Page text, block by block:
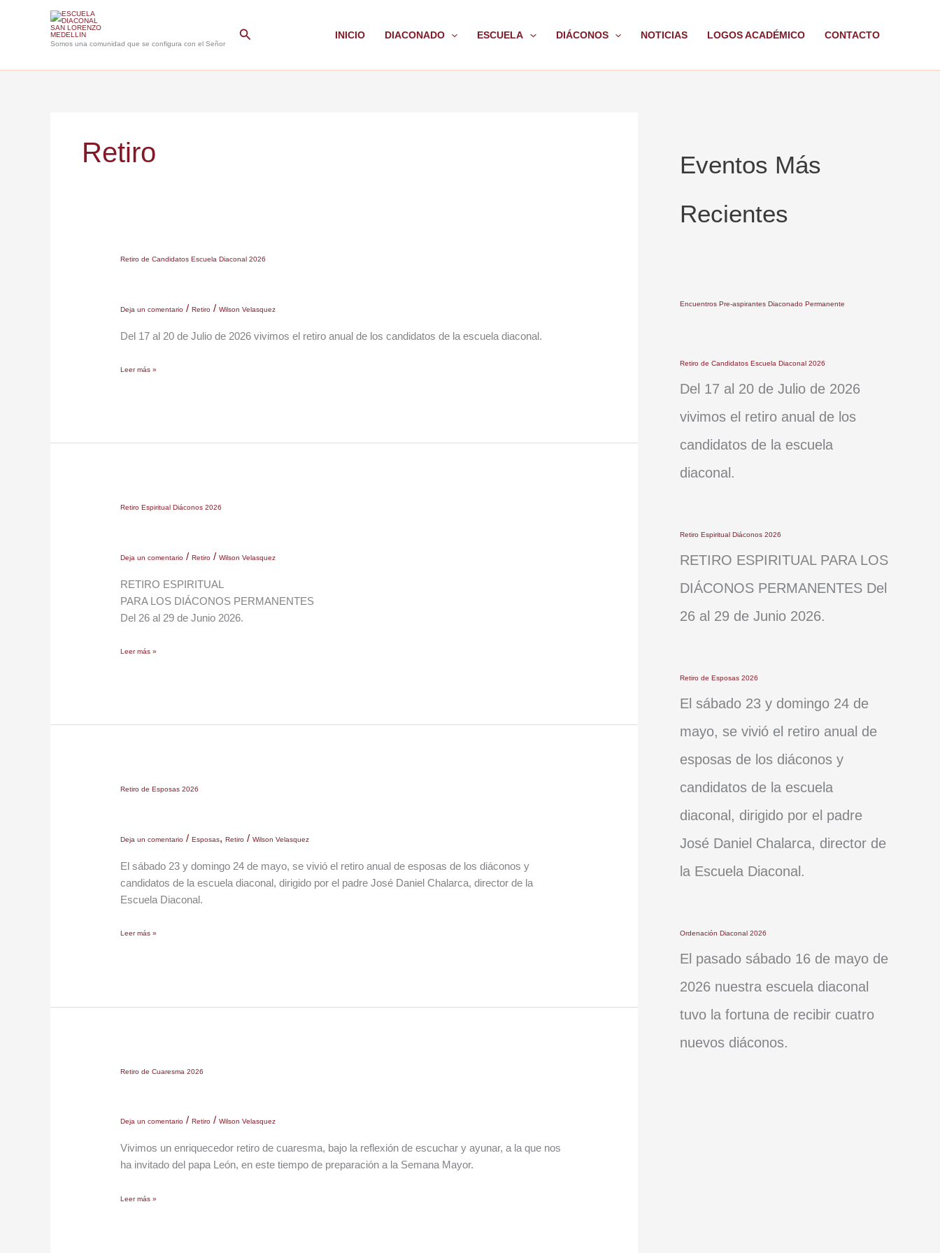
Somos una comunidad que se configura con el Señor
Buscar INICIO DIACONADO ESCUELA DIÁCONOS NOTICIAS LOGOS ACADÉMICO CONTACTO
Retiro
Retiro de Candidatos Escuela Diaconal 2026
Deja un comentario /Retiro /Wilson Velasquez
Del 17 al 20 de Julio de 2026 vivimos el retiro anual de los candidatos de la escuela diaconal.
Retiro
Escuela
2026
Leer más »
Retiro Espiritual Diáconos 2026
Deja un comentario /Retiro /Wilson Velasquez
RETIRO ESPIRITUAL
PARA LOS DIÁCONOS PERMANENTES
Del 26 al 29 de Junio 2026.
Retiro
2026
Leer más »
Retiro de Esposas 2026
Deja un comentario /Esposas,Retiro /Wilson Velasquez
El sábado 23 y domingo 24 de mayo, se vivió el retiro anual de esposas de los diáconos y
candidatos de la escuela diaconal, dirigido por el padre José Daniel Chalarca, director de la
Escuela Diaconal.
Retiro
2026
Leer más »
Retiro de Cuaresma 2026
Deja un comentario /Retiro /Wilson Velasquez
Vivimos un enriquecedor retiro de cuaresma, bajo la reflexión de escuchar y ayunar, a la que nos
ha invitado del papa León, en este tiempo de preparación a la Semana Mayor.
Retiro
2026
Leer más »
Eventos Más
Recientes
Encuentros Pre-aspirantes Diaconado Permanente
Retiro de Candidatos Escuela Diaconal 2026
Del 17 al 20 de Julio de 2026
vivimos el retiro anual de los
candidatos de la escuela
diaconal.
Retiro Espiritual Diáconos 2026
RETIRO ESPIRITUAL PARA LOS
DIÁCONOS PERMANENTES Del
26 al 29 de Junio 2026.
Retiro de Esposas 2026
El sábado 23 y domingo 24 de
mayo, se vivió el retiro anual de
esposas de los diáconos y
candidatos de la escuela
diaconal, dirigido por el padre
José Daniel Chalarca, director de
la Escuela Diaconal.
Ordenación Diaconal 2026
El pasado sábado 16 de mayo de
2026 nuestra escuela diaconal
tuvo la fortuna de recibir cuatro
nuevos diáconos.